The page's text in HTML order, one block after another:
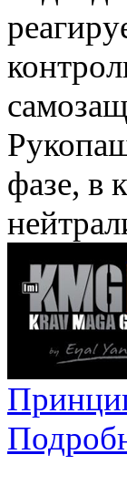
фазе, в